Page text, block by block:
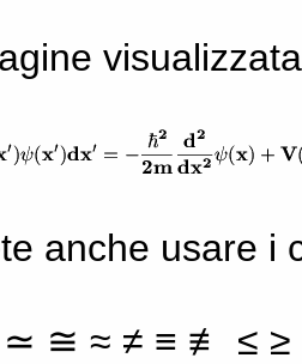
anche usare i
≅ ≈ ≠ ≡ ≢ ≤